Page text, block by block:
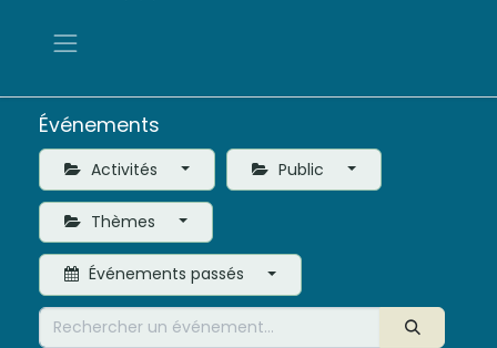
Événements
Activités Public
Thèmes
Événements passés